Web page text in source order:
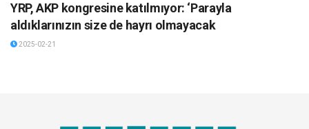
YRP, AKP kongresine katılmıyor: ‘Parayla
aldıklarınızın size de hayrı olmayacak
2025-02-21